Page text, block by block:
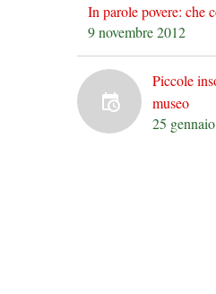
In parole povere: che
9 novembre 2012
Piccole
museo
25